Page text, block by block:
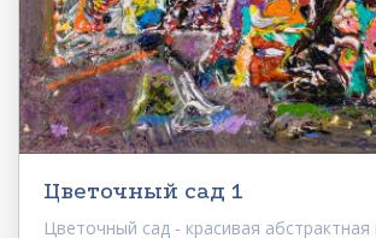
Цветочный сад 1
Цветочный сад - красивая абстрактная